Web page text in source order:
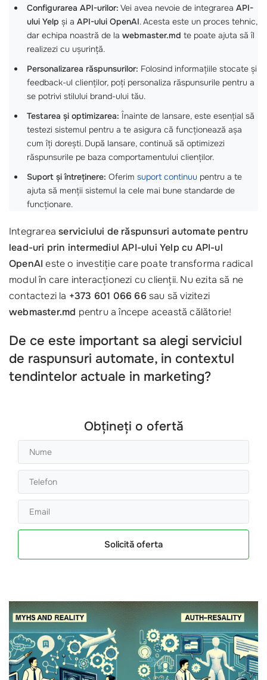
Configurarea API-urilor: Vei avea nevoie de integrarea API-
ului Yelp și a API-ului OpenAI. Acesta este un proces tehnic,
dar echipa noastră de la webmaster.md te poate ajuta să îl
realizezi cu ușurință.
Personalizarea răspunsurilor: Folosind informațiile stocate și
feedback-ul clienților, poți personaliza răspunsurile pentru a
se potrivi stilului brand-ului tău.
Testarea și optimizarea: Înainte de lansare, este esențial să
testezi sistemul pentru a te asigura că funcționează așa
cum îți dorești. După lansare, continuă să optimizezi
răspunsurile pe baza comportamentului clienților.
Suport și întreținere: Oferim suport continuu pentru a te
ajuta să menții sistemul la cele mai bune standarde de
funcționare.
Integrareaserviciului de răspunsuri automate pentru
lead-uri prin intermediul API-ului Yelp cu API-ul
OpenAI este o investiție care poate transforma radical
modul în care interacționezi cu clienții. Nu ezita să ne
contactezi la +373 601 066 66sau să vizitezi
webmaster.md pentru a începe această călătorie!
De ce este important sa alegi serviciul
de raspunsuri automate, in contextul
tendintelor actuale in marketing?
Obțineți o ofertă
Solicită oferta